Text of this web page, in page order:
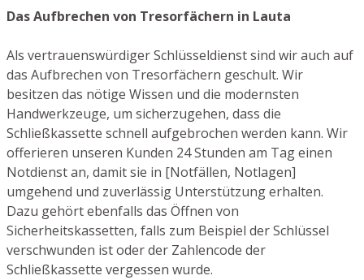
Das Aufbrechen von Tresorfächern in Lauta
Als vertrauenswürdiger Schlüsseldienst sind wir auch auf
das Aufbrechen von Tresorfächern geschult. Wir
besitzen das nötige Wissen und die modernsten
Handwerkzeuge, um sicherzugehen, dass die
Schließkassette schnell aufgebrochen werden kann. Wir
offerieren unseren Kunden 24 Stunden am Tag einen
Notdienst an, damit sie in [Notfällen, Notlagen]
umgehend und zuverlässig Unterstützung erhalten.
Dazu gehört ebenfalls das Öffnen von
Sicherheitskassetten, falls zum Beispiel der Schlüssel
verschwunden ist oder der Zahlencode der
Schließkassette vergessen wurde.